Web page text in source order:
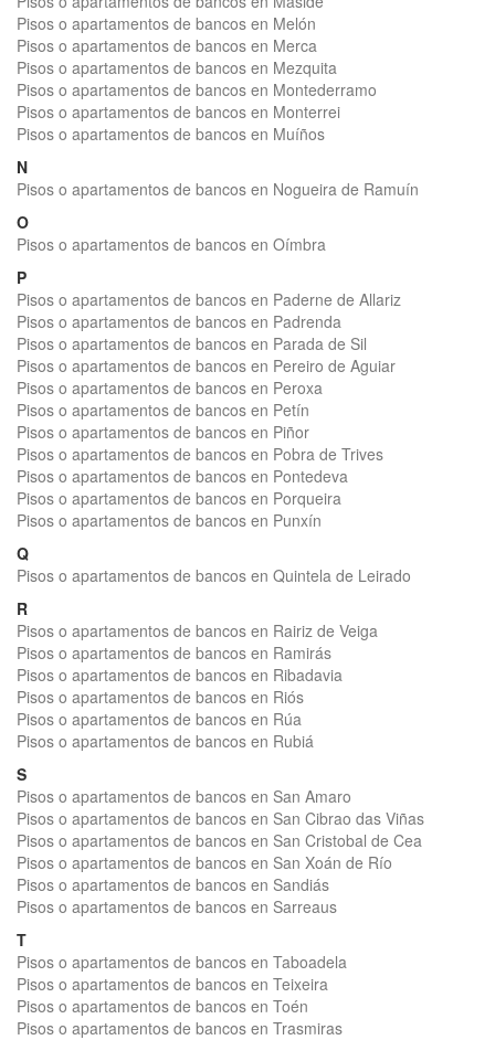
Pisos o apartamentos de bancos en Melón
Pisos o apartamentos de bancos en Merca
Pisos o apartamentos de bancos en Mezquita
Pisos o apartamentos de bancos en Montederramo
Pisos o apartamentos de bancos en Monterrei
Pisos o apartamentos de bancos en Muíños
N
Pisos o apartamentos de bancos en Nogueira de Ramuín
O
Pisos o apartamentos de bancos en Oímbra
P
Pisos o apartamentos de bancos en Paderne de Allariz
Pisos o apartamentos de bancos en Padrenda
Pisos o apartamentos de bancos en Parada de Sil
Pisos o apartamentos de bancos en Pereiro de Aguiar
Pisos o apartamentos de bancos en Peroxa
Pisos o apartamentos de bancos en Petín
Pisos o apartamentos de bancos en Piñor
Pisos o apartamentos de bancos en Pobra de Trives
Pisos o apartamentos de bancos en Pontedeva
Pisos o apartamentos de bancos en Porqueira
Pisos o apartamentos de bancos en Punxín
Q
Pisos o apartamentos de bancos en Quintela de Leirado
R
Pisos o apartamentos de bancos en Rairiz de Veiga
Pisos o apartamentos de bancos en Ramirás
Pisos o apartamentos de bancos en Ribadavia
Pisos o apartamentos de bancos en Riós
Pisos o apartamentos de bancos en Rúa
Pisos o apartamentos de bancos en Rubiá
S
Pisos o apartamentos de bancos en San Amaro
Pisos o apartamentos de bancos en San Cibrao das Viñas
Pisos o apartamentos de bancos en San Cristobal de Cea
Pisos o apartamentos de bancos en San Xoán de Río
Pisos o apartamentos de bancos en Sandiás
Pisos o apartamentos de bancos en Sarreaus
T
Pisos o apartamentos de bancos en Taboadela
Pisos o apartamentos de bancos en Teixeira
Pisos o apartamentos de bancos en Toén
Pisos o apartamentos de bancos en Trasmiras